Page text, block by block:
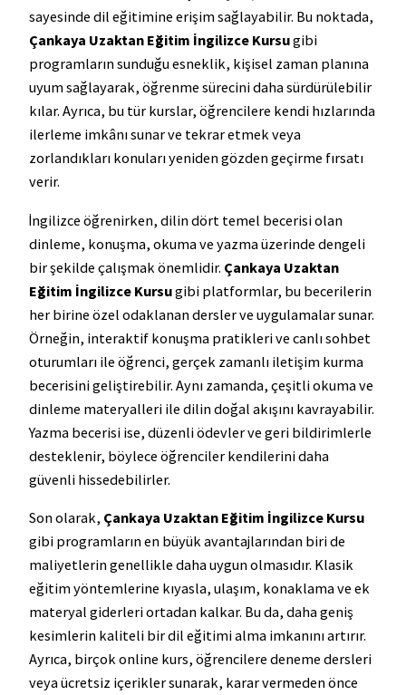
sayesinde dil eğitimine erişim sağlayabilir. Bu noktada,
Çankaya Uzaktan Eğitim İngilizce Kursugibi
programların sunduğu esneklik, kişisel zaman planına
uyum sağlayarak, öğrenme sürecini daha sürdürülebilir
kılar. Ayrıca, bu tür kurslar, öğrencilere kendi hızlarında
ilerleme imkânı sunar ve tekrar etmek veya
zorlandıkları konuları yeniden gözden geçirme fırsatı
verir.
İngilizce öğrenirken, dilin dört temel becerisi olan
dinleme, konuşma, okuma ve yazma üzerinde dengeli
bir şekilde çalışmak önemlidir. Çankaya Uzaktan
Eğitim İngilizce Kursugibi platformlar, bu becerilerin
her birine özel odaklanan dersler ve uygulamalar sunar.
Örneğin, interaktif konuşma pratikleri ve canlı sohbet
oturumları ile öğrenci, gerçek zamanlı iletişim kurma
becerisini geliştirebilir. Aynı zamanda, çeşitli okuma ve
dinleme materyalleri ile dilin doğal akışını kavrayabilir.
Yazma becerisi ise, düzenli ödevler ve geri bildirimlerle
desteklenir, böylece öğrenciler kendilerini daha
güvenli hissedebilirler.
Son olarak, Çankaya Uzaktan Eğitim İngilizce Kursu
gibi programların en büyük avantajlarından biri de
maliyetlerin genellikle daha uygun olmasıdır. Klasik
eğitim yöntemlerine kıyasla, ulaşım, konaklama ve ek
materyal giderleri ortadan kalkar. Bu da, daha geniş
kesimlerin kaliteli bir dil eğitimi alma imkanını artırır.
Ayrıca, birçok online kurs, öğrencilere deneme dersleri
veya ücretsiz içerikler sunarak, karar vermeden önce